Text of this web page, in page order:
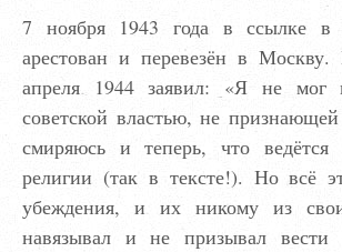
7 ноября 1943 года в ссылке в
арестован и перевезён в
апреля 1944 заявил: «Я не мог
советской властью, не
смиряюсь и теперь, что ведётся
религии (так в тексте!). Но всё
убеждения, и их никому из
навязывал и не призывал вести